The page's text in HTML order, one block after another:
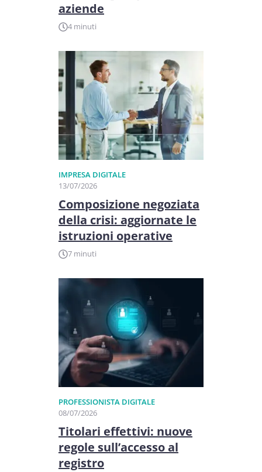
aziende
4 minuti
IMPRESA DIGITALE
13/07/2026
Composizione negoziata
della crisi: aggiornate le
istruzioni operative
7 minuti
PROFESSIONISTA DIGITALE
08/07/2026
Titolari effettivi: nuove
regole sull’accesso al
registro